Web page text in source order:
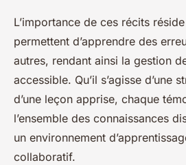
L’importance de ces récits
permettent d’apprendre des
autres, rendant ainsi la gestion
accessible. Qu’il s’agisse d’une
d’une leçon apprise, chaque
l’ensemble des connaissances
un environnement
collaboratif.